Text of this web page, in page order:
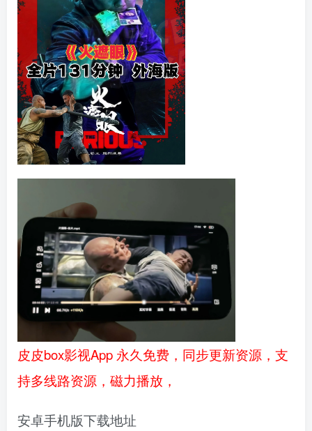
皮皮box影视App 永久免费，同步更新资源，支
持多线路资源，磁力播放，
安卓手机版下载地址